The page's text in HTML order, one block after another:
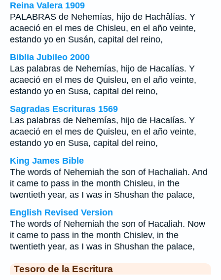
Reina Valera 1909
PALABRAS de Nehemías, hijo de Hachâlías. Y
acaeció en el mes de Chisleu, en el año veinte,
estando yo en Susán, capital del reino,
Biblia Jubileo 2000
Las palabras de Nehemías, hijo de Hacalías. Y
acaeció en el mes de Quisleu, en el año veinte,
estando yo en Susa, capital del reino,
Sagradas Escrituras 1569
Las palabras de Nehemías, hijo de Hacalías. Y
acaeció en el mes de Quisleu, en el año veinte,
estando yo en Susa, capital del reino,
King James Bible
The words of Nehemiah the son of Hachaliah. And
it came to pass in the month Chisleu, in the
twentieth year, as I was in Shushan the palace,
English Revised Version
The words of Nehemiah the son of Hacaliah. Now
it came to pass in the month Chislev, in the
twentieth year, as I was in Shushan the palace,
Tesoro de la Escritura